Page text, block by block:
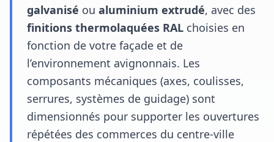
galvanisé ou aluminium extrudé, avec des
finitions thermolaquées RAL choisies en
fonction de votre façade et de
l’environnement avignonnais. Les
composants mécaniques (axes, coulisses,
serrures, systèmes de guidage) sont
dimensionnés pour supporter les ouvertures
répétées des commerces du centre‑ville